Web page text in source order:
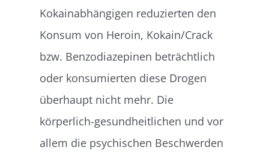
Kokainabhängigen reduzierten den
Konsum von Heroin, Kokain/Crack
bzw. Benzodiazepinen beträchtlich
oder konsumierten diese Drogen
überhaupt nicht mehr. Die
körperlich-gesundheitlichen und vor
allem die psychischen Beschwerden